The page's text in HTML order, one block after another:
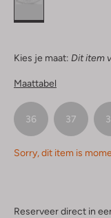
Kies je maat: Dit item
Maattabel
36 37
Sorry, dit item is
Reserveer direct in